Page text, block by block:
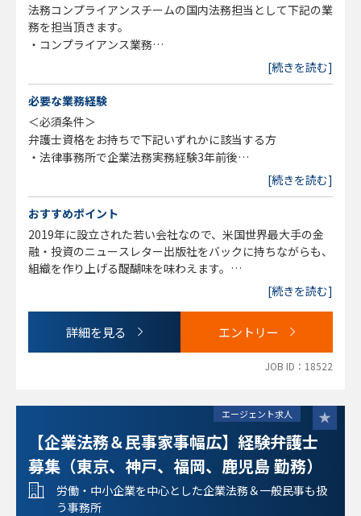
法務コンプライアンスチームの国内法務担当として下記の業
務を担当頂きます。
・コンプライアンス業務
・規制当局対応
・各種契約書審査・作成（業務委託契約、ライセンス契約
等）
・法律相談（グループ会社も含む）、顧問弁護士の窓口対応
・訴訟対応（顧問弁護士との連携）
・知財関連（商標・著作権の管理、著作権侵害に対する対
応、等）
・法的調査全般
ご経験によっては海外案件をお任せする場合があります。
※変更の範囲：会社の定める業務とする
[続きを読む]
必要な業務経験
＜必須条件＞
弁護士資格をお持ちで下記いずれかに該当する方
・法律事務所で企業法務実務経験3年前後
（※3年未満でも経験次第で応相談となります。また一般民
・事業会社での企業法務経験3年前後
＜歓迎要項＞
・ビジネス的な思考力をお持ちの方
・コミュニケーション能力が高い方
[続きを読む]
おすすめポイント
2019年に設立された若い会社なので、米国世界最大手の金
融・投資のニュースレター出版社をバックに持ちながらも、
組織を作り上げる醍醐味を味わえます。
自主性を尊重しており、率先してやりたいことを任せてもら
つのチームとして動いているため、幅広い経験を積むことが
可能です。
軟に働くことができます。同社はグループ会社含め、子育て
中の女性の方が多く、ワークライフバランスを重視しながら
も、法務としてのキャリアを目指せるポジションです。
[続きを読む]
詳細を見る エントリー
JOB ID：18522
エージェント求人
【企業法務＆民事家事幅広】経験弁護士
募集（東京、神戸、福岡、鹿児島 勤務）
労働・中小企業を中心とした企業法務＆一般民事も扱
う事務所